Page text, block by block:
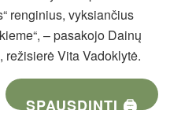
renginius, vyksiančius
– pasakojo Dainų
režisierė Vita Vadoklytė.
SPAUSDINTI 🖨